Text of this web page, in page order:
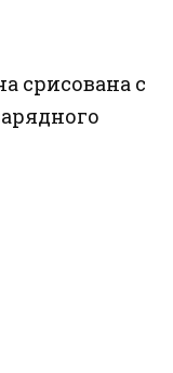
срисована с